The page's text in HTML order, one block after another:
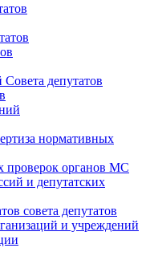
депутатов
нормативных
проверок органов МС
и депутатских
совета депутатов
и учреждений